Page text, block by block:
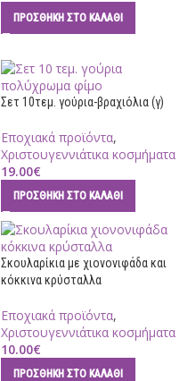
ΠΡΟΣΘΉΚΗ ΣΤΟ ΚΑΛΆΘΙ
Σετ 10τεμ. γούρια-βραχιόλια (γ)
Εποχιακά προϊόντα,
Χριστουγεννιάτικα κοσμήματα
19.00€
ΠΡΟΣΘΉΚΗ ΣΤΟ ΚΑΛΆΘΙ
Σκουλαρίκια με χιονονιφάδα και
κόκκινα κρύσταλλα
Εποχιακά προϊόντα,
Χριστουγεννιάτικα κοσμήματα
10.00€
ΠΡΟΣΘΉΚΗ ΣΤΟ ΚΑΛΆΘΙ